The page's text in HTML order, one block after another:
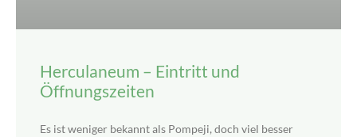
Herculaneum – Eintritt und
Öffnungszeiten
Es ist weniger bekannt als Pompeji, doch viel besser